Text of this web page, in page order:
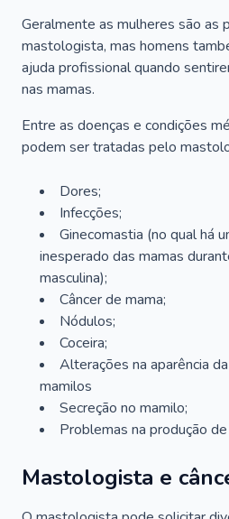
Geralmente as mulheres são as
mastologista, mas homens
ajuda profissional quando
nas mamas.
Entre as doenças e condições
podem ser tratadas pelo
Dores;
Infecções;
Ginecomastia (no qual há
inesperado das mamas
masculina);
Câncer de mama;
Nódulos;
Coceira;
Alterações na aparência
mamilos
Secreção no mamilo;
Problemas na produção
Mastologista e